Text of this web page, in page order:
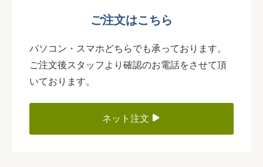
ご注文はこちら
パソコン・スマホどちらでも承っております。
ご注文後スタッフより確認のお電話をさせて頂
いております。
ネット注文